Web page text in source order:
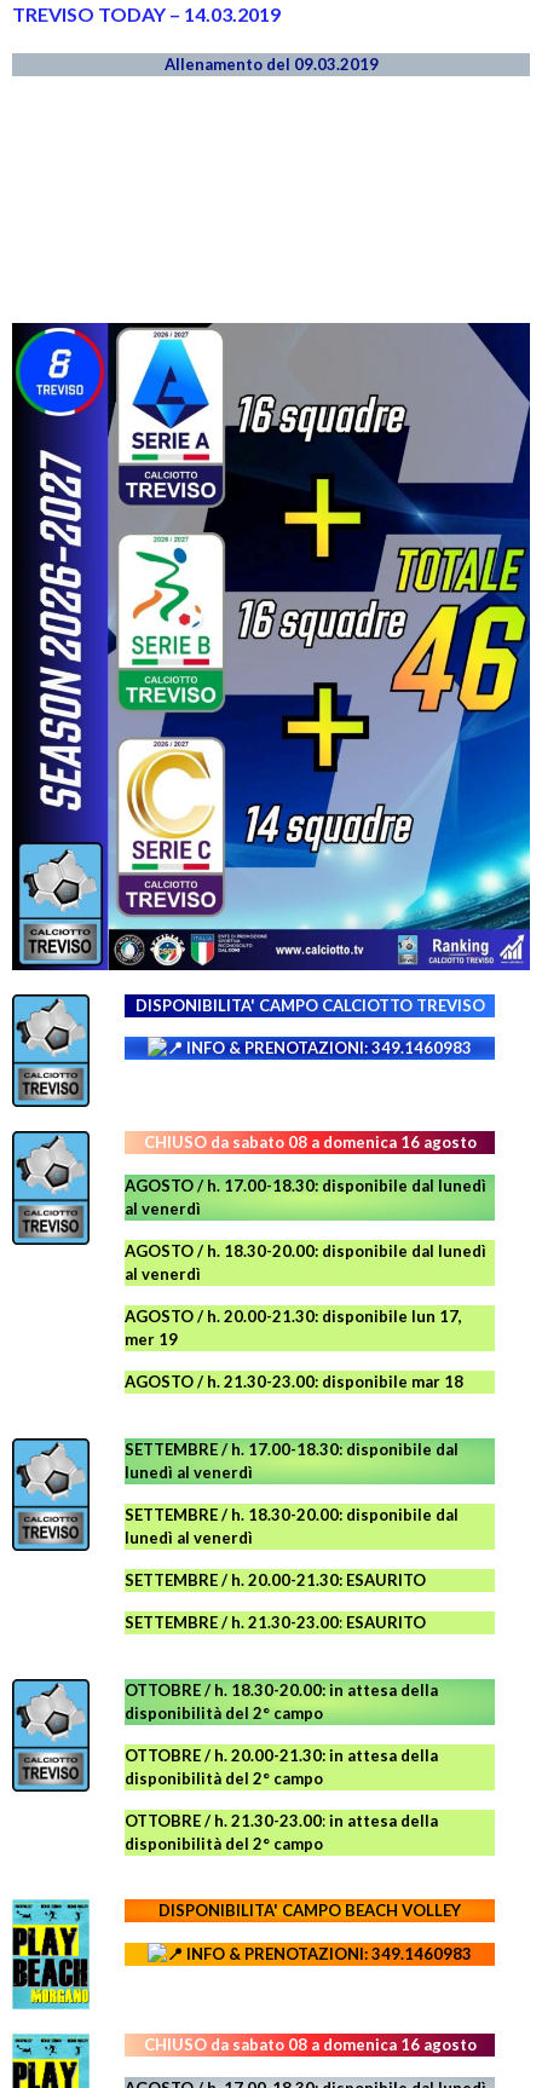
TREVISO TODAY – 14.03.2019
Allenamento del 09.03.2019
DISPONIBILITA' CAMPO CALCIOTTO TREVISO
INFO & PRENOTAZIONI: 349.1460983
CHIUSO da sabato 08 a domenica 16 agosto
AGOSTO / h. 17.00-18.30: disponibile dal lunedì
al venerdì
AGOSTO/ h. 18.30-20.00: disponibile dal lunedì
al venerdì
AGOSTO / h. 20.00-21.30: disponibile lun 17,
mer 19
AGOSTO/ h. 21.30-23.00: disponibile mar 18
SETTEMBRE / h. 17.00-18.30: disponibile dal
lunedì al venerdì
SETTEMBRE / h. 18.30-20.00: disponibile dal
lunedì al venerdì
SETTEMBRE / h. 20.00-21.30: ESAURITO
SETTEMBRE / h. 21.30-23.00: ESAURITO
OTTOBRE / h. 18.30-20.00:in attesa della
disponibilità del 2° campo
OTTOBRE / h. 20.00-21.30:in attesa della
disponibilità del 2° campo
OTTOBRE / h. 21.30-23.00:in attesa della
disponibilità del 2° campo
DISPONIBILITA' CAMPOBEACH VOLLEY
INFO & PRENOTAZIONI: 349.1460983
CHIUSO da sabato 08 a domenica 16 agosto